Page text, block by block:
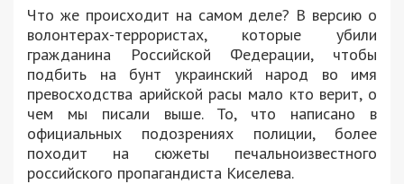
Что же происходит на самом деле? В версию о
волонтерах-террористах, которые убили
гражданина Российской Федерации, чтобы
подбить на бунт украинский народ во имя
превосходства арийской расы мало кто верит, о
чем мы писали выше. То, что написано в
официальных подозрениях полиции, более
походит на сюжеты печальноизвестного
российского пропагандиста Киселева.